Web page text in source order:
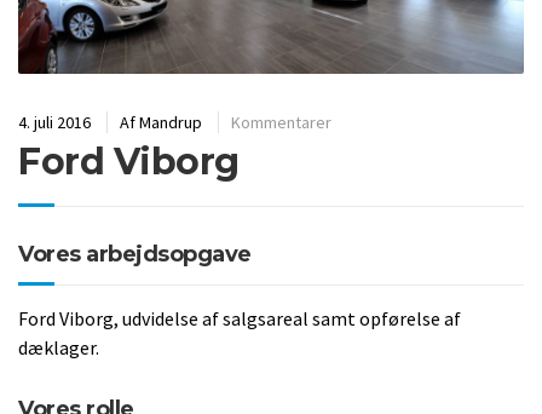
4. juli 2016 AfMandrup Kommentarer
Ford Viborg
Vores arbejdsopgave
Ford Viborg, udvidelse af salgsareal samt opførelse af
dæklager.